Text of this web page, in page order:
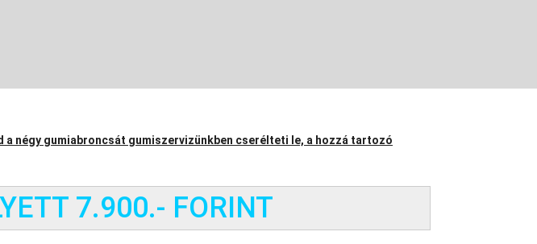
a négy gumiabroncsát gumiszervizünkben cserélteti le, a hozzá tartozó
7.900.- FORINT